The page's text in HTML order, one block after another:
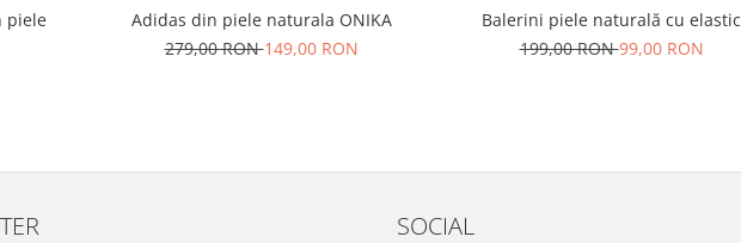
piele
Adidas din piele naturala ONIKA
279,00 RON149,00 RON
Balerini piele naturală cu elastic
199,00 RON99,00 RON
SOCIAL